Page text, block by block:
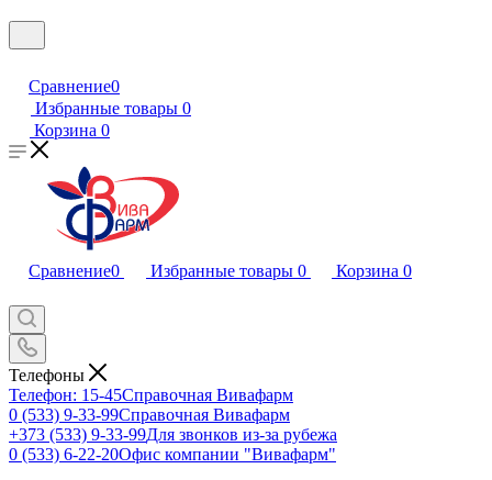
Сравнение0
Избранные товары 0
Корзина 0
Сравнение0 Избранные товары 0 Корзина 0
Телефоны
Телефон: 15-45Справочная Вивафарм
0 (533) 9-33-99Справочная Вивафарм
+373 (533) 9-33-99Для звонков из-за рубежа
0 (533) 6-22-20Офис компании "Вивафарм"